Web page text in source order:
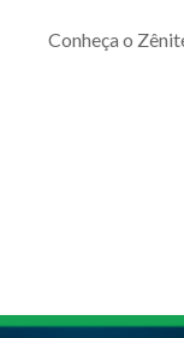
Conheça o